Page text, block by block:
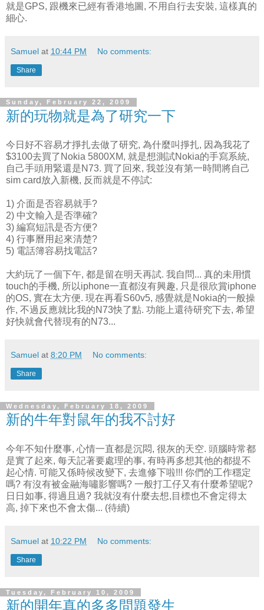
就是GPS, 跟機來已經有香港地圖, 不用自行去安裝, 這樣真的
細心.
Samuel at 10:44 PM No comments:
Share
Sunday, February 22, 2009
新的玩物就是為了研究一下
今日好不容易才掙扎去做了研究, 為什麼叫掙扎, 因為我花了
$3100去買了Nokia 5800XM, 就是想測試Nokia的手寫系統,
自己手頭用緊還是N73. 買了回來, 我並沒有第一時間將自己
sim card放入新機, 反而就是不停試:
1) 介面是否容易就手?
2) 中文輸入是否準確?
3) 編寫短訊是否方便?
4) 行事曆用起來清楚?
5) 電話簿容易找電話?
大約玩了一個下午, 都是留在明天再試. 我自問... 真的未用慣
touch的手機, 所以iphone一直都沒有興趣, 只是很欣賞iphone
的OS, 實在太方便. 現在再看S60v5, 感覺就是Nokia的一般操
作, 不過反應就比我的N73快了點. 功能上還待研究下去, 希望
好快就會代替現有的N73...
Samuel at 8:20 PM No comments:
Share
Wednesday, February 18, 2009
新的牛年對鼠年的我不討好
今年不知什麼事, 心情一直都是沉悶, 很灰的天空. 頭腦時常都
是實了起來, 每天記著要處理的事, 有時再多想其他的都提不
起心情. 可能又係時候改變下, 去進修下啦!!! 你們的工作穩定
嗎? 有沒有被金融海嘯影響嗎? 一般打工仔又有什麼希望呢?
日日如事, 得過且過? 我就沒有什麼去想,目標也不會定得太
高, 掉下來也不會太傷... (待續)
Samuel at 10:22 PM No comments:
Share
Tuesday, February 10, 2009
新的開年真的多多問題發生